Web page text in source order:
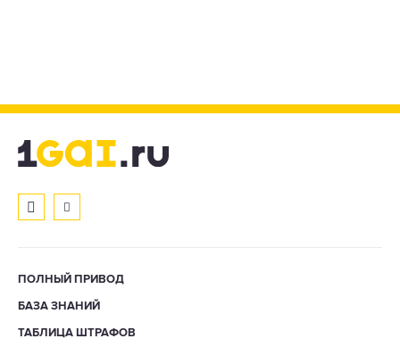
ПОЛНЫЙ ПРИВОД
БАЗА ЗНАНИЙ
ТАБЛИЦА ШТРАФОВ